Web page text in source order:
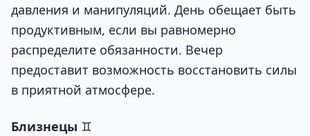
давления и манипуляций. День обещает быть
продуктивным, если вы равномерно
распределите обязанности. Вечер
предоставит возможность восстановить силы
в приятной атмосфере.
Близнецы ♊